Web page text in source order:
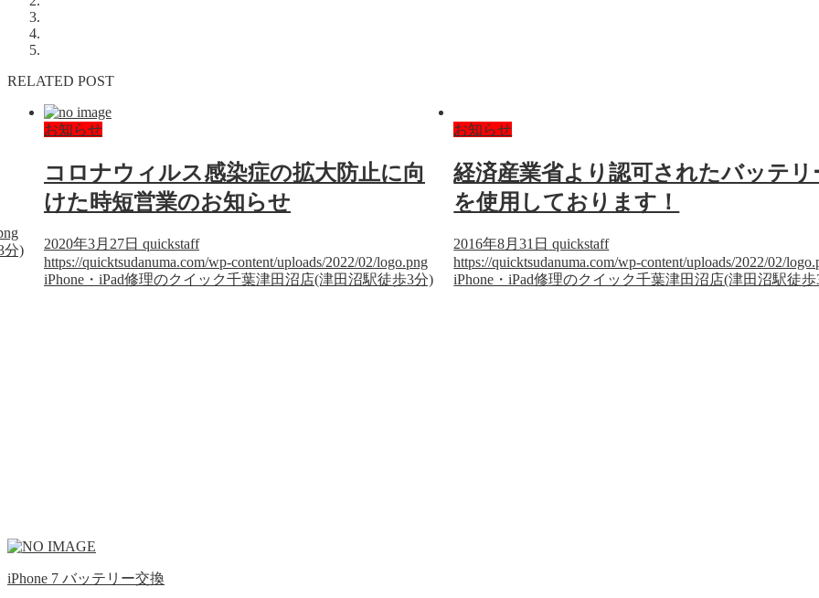
RELATED POST
分)
お知らせ
コロナウィルス感染症の拡大防止に向
けた時短営業のお知らせ
2020年3月27日 quickstaff
https://quicktsudanuma.com/wp-content/uploads/2022/02/logo.png
iPhone・iPad修理のクイック千葉津田沼店(津田沼駅徒歩3分)
お知らせ
経済産業省より認可されたバッテリ
を使用しております！
2016年8月31日 quickstaff
https://quicktsudanuma.com/wp-content/uploads/2022/02/
iPhone・iPad修理のクイック千葉津田沼店(津田沼駅徒
iPhone 7 バッテリー交換